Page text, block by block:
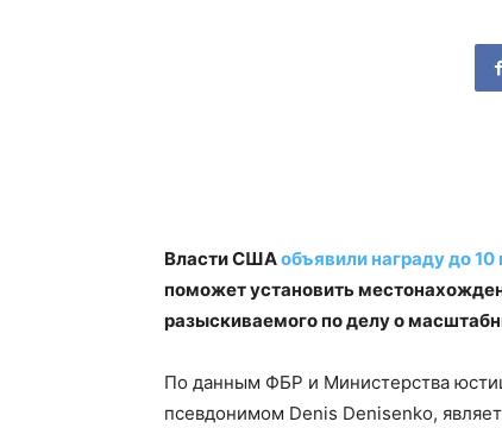
Власти СШАобъявили награду до
поможет установить
разыскиваемого по делу о
По данным ФБР и Министерства
псевдонимом Denis Denisenko,